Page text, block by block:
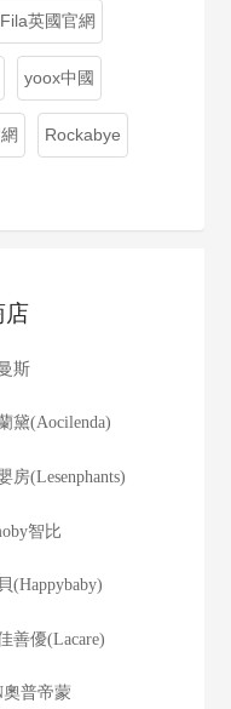
Fila英國官網
yoox中國
Rockabye
店
斯
黛(Aocilenda)
房(Lesenphants)
智比
(Happybaby)
善優(Lacare)
奧普帝蒙